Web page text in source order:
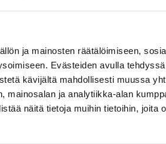
ja mainosten räätälöimiseen,
Evästeiden avulla
kävijältä mahdollisesti muussa
mainosalan ja analytiikka-alan
näitä tietoja muihin tietoihin, joita
hallitus valitsi Vesa